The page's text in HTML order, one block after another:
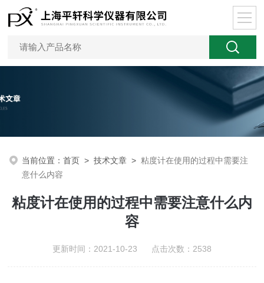
当前位置：首页 >技术文章 > 粘度计在使用的过程中需要注
意什么内容
粘度计在使用的过程中需要注意什么内
容
更新时间：2021-10-23 点击次数：2538